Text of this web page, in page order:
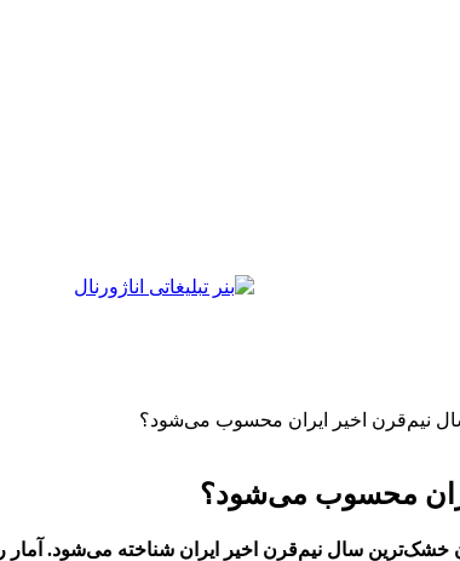
نیم‌قرن اخیر ایران محسوب می‌شود؟
محسوب می‌شود؟